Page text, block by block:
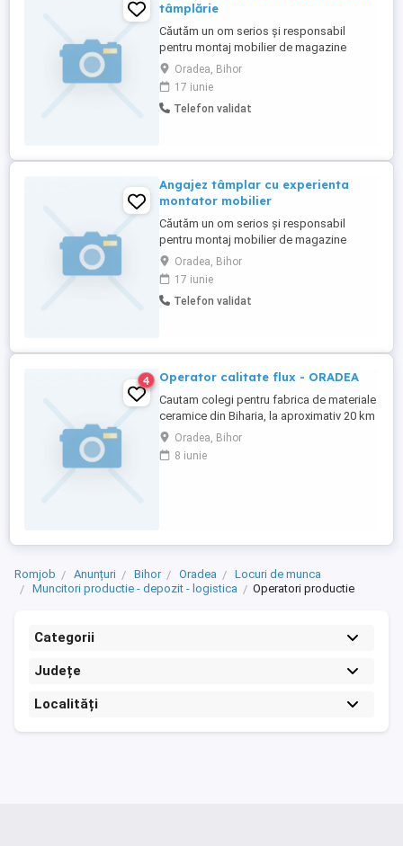
tâmplărie
Căutăm un om serios și responsabil
pentru montaj mobilier de magazine
Cerinte: experiență în montaj mobilier
tâmplărie atenție la detalii și finisaje
seriozitate și responsabilitate
cunoasterea limbii engleze permis
Oradea, Bihor
17 iunie
Telefon validat
Angajez tâmplar cu experienta
montator mobilier
Căutăm un om serios și responsabil
pentru montaj mobilier de magazine
Cerinte: -experiență în montaj mobilier
tâmplărie -atenție la detalii și finisaje -
seriozitate și responsabilitate -
cunoasterea limbii engleze -permis
Oradea, Bihor
17 iunie
Telefon validat
4 Operator calitate flux - ORADEA
Cautam colegi pentru fabrica de materiale
ceramice din Biharia, la aproximativ 20 km
de Oradea. Pot aplica persoane din
Oradea, Biharia, Satu Nou, Ianca, Parhida,
Tamaseu, Rosiori, Mihai Bravu, Diosig si
Oradea, Bihor
8 iunie
Romjob Anunțuri Bihor Oradea
Locuri de munca
Muncitori productie - depozit - logistica
Operatori productie
Categorii
Județe
Localități